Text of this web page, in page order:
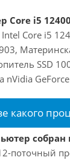
Core i5
Core i5
SSD
nVidia
какого
собран
поточный